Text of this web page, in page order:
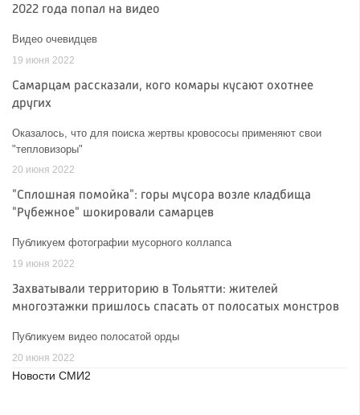
2022 года попал на видео
Видео очевидцев
19 июня 2022
Самарцам рассказали, кого комары кусают охотнее
других
Оказалось, что для поиска жертвы кровососы применяют свои
"тепловизоры"
20 июня 2022
"Сплошная помойка": горы мусора возле кладбища
"Рубежное" шокировали самарцев
Публикуем фотографии мусорного коллапса
19 июня 2022
Захватывали территорию в Тольятти: жителей
многоэтажки пришлось спасать от полосатых монстров
Публикуем видео полосатой орды
20 июня 2022
Новости СМИ2